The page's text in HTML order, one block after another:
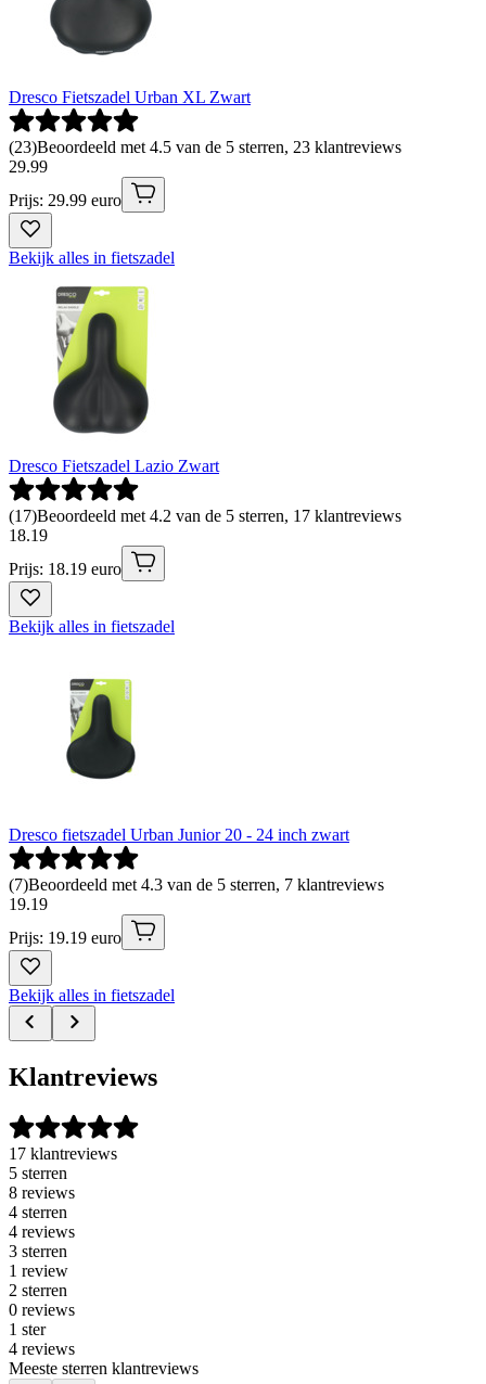
Dresco Fietszadel Urban XL Zwart
(23)Beoordeeld met 4.5 van de 5 sterren, 23 klantreviews
29.99
Prijs: 29.99 euro
Bekijk alles in fietszadel
Dresco Fietszadel Lazio Zwart
(17)Beoordeeld met 4.2 van de 5 sterren, 17 klantreviews
18.19
Prijs: 18.19 euro
Bekijk alles in fietszadel
Dresco fietszadel Urban Junior 20 - 24 inch zwart
(7)Beoordeeld met 4.3 van de 5 sterren, 7 klantreviews
19.19
Prijs: 19.19 euro
Bekijk alles in fietszadel
Klantreviews
17 klantreviews
5 sterren
8 reviews
4 sterren
4 reviews
3 sterren
1 review
2 sterren
0 reviews
1 ster
4 reviews
Meeste sterren klantreviews